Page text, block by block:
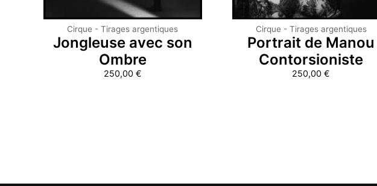
Cirque - Tirages argentiques
Jongleuse avec son
Ombre
250,00 €
Cirque - Tirages argentiques
Portrait de Manou
Contorsioniste
250,00€